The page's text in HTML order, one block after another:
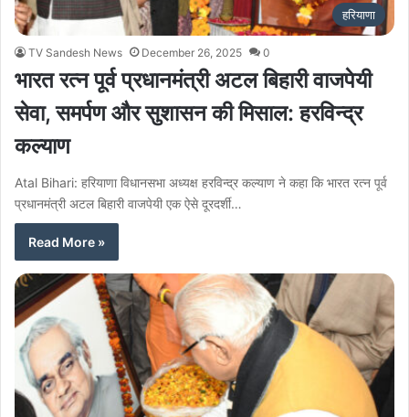
हरियाणा
TV Sandesh News December 26, 2025 0
भारत रत्न पूर्व प्रधानमंत्री अटल बिहारी वाजपेयी
सेवा, समर्पण और सुशासन की मिसाल: हरविन्द्र
कल्याण
Atal Bihari: हरियाणा विधानसभा अध्यक्ष हरविन्द्र कल्याण ने कहा कि भारत रत्न पूर्व
प्रधानमंत्री अटल बिहारी वाजपेयी एक ऐसे दूरदर्शी…
Read More »